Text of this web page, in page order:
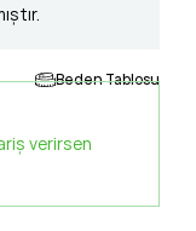
Beden Tablosu
verirsen